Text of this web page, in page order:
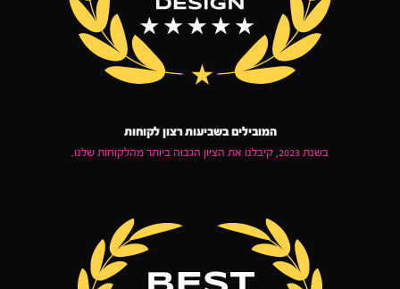
המובילים בשביעות רצון לקוחות
בשנת 2023, קיבלנו את הציון הגבוה ביותר מהלקוחות שלנו.